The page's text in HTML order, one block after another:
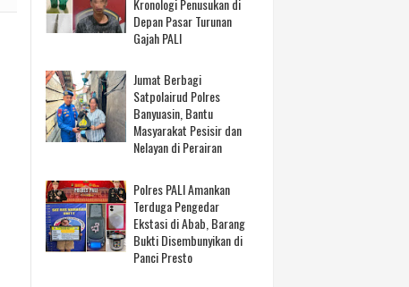
Kronologi Penusukan di
Depan Pasar Turunan
Gajah PALI
Jumat Berbagi
Satpolairud Polres
Banyuasin, Bantu
Masyarakat Pesisir dan
Nelayan di Perairan
Polres PALI Amankan
Terduga Pengedar
Ekstasi di Abab, Barang
Bukti Disembunyikan di
Panci Presto